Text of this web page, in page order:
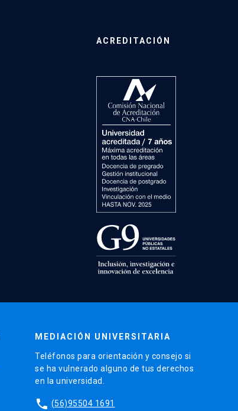
ACREDITACIÓN
MEDIACIÓN UNIVERSITARIA
Teléfonos para orientación y consejo si
se ha vulnerado alguno de tus derechos
en la universidad.
phone (56)95504 1691